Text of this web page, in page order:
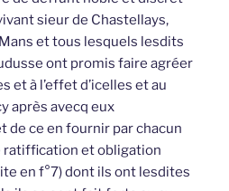
sieur de Chastellays,
et tous lesquels lesdits
ont promis faire agréer
et à l’effet d’icelles et au
après avecq eux
de ce en fournir par chacun
ratiffication et obligation
en f°7) dont ils ont lesdites